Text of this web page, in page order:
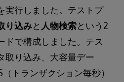
実行しました。テストプ
り込みと 人物検索という2
ドで構成しました。テス
取り込み、大容量デー
トランザクション毎秒）